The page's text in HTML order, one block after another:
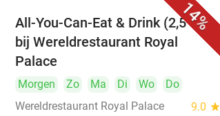
14%
All-You-Can-Eat & Drink (2,5 uur)
bij Wereldrestaurant Royal
Palace
Morgen Zo Ma Di Wo
Do
Wereldrestaurant Royal Palace
9.0 star